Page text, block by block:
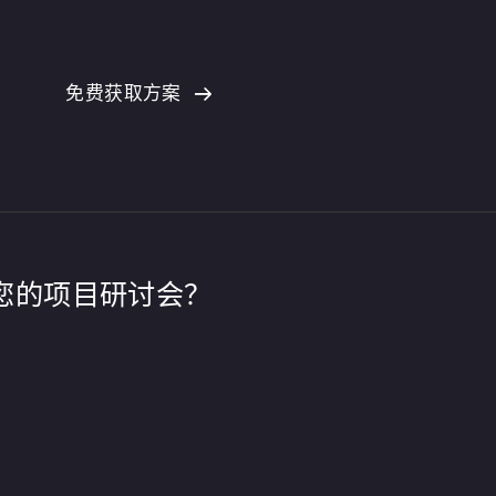
免费获取方案
项目研讨会？